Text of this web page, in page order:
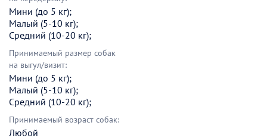
Мини (до 5 кг);
Малый (5-10 кг);
Средний (10-20 кг);
Принимаемый размер собак
на выгул/визит:
Мини (до 5 кг);
Малый (5-10 кг);
Средний (10-20 кг);
Принимаемый возраст собак:
Любой